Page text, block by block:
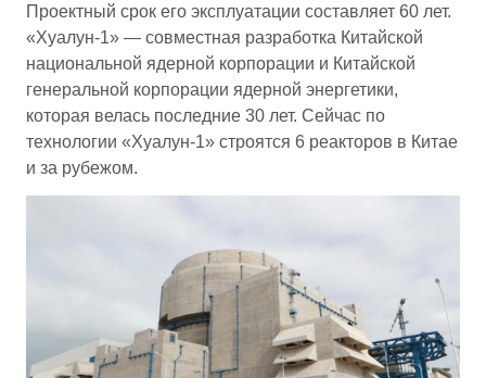
Проектный срок его эксплуатации составляет 60 лет.
«Хуалун-1» — совместная разработка Китайской
национальной ядерной корпорации и Китайской
генеральной корпорации ядерной энергетики,
которая велась последние 30 лет. Сейчас по
технологии «Хуалун-1» строятся 6 реакторов в Китае
и за рубежом.